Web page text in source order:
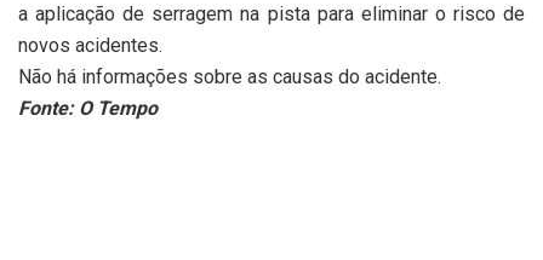
a aplicação de serragem na pista para eliminar o risco de
novos acidentes.
Não há informações sobre as causas do acidente.
Fonte: O Tempo